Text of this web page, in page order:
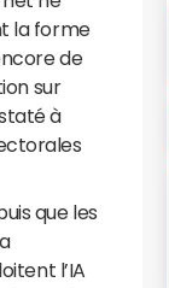
la forme
de
sur
à
que les
l’IA